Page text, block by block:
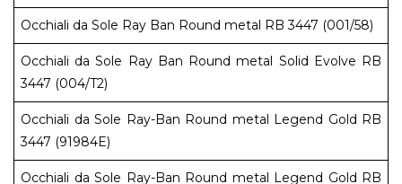
Occhiali da Sole Ray Ban Round metal RB 3447 (001/58)
Occhiali da Sole Ray Ban Round metal Solid Evolve RB
3447 (004/T2)
Occhiali da Sole Ray-Ban Round metal Legend Gold RB
3447 (91984E)
Occhiali da Sole Ray-Ban Round metal Legend Gold RB